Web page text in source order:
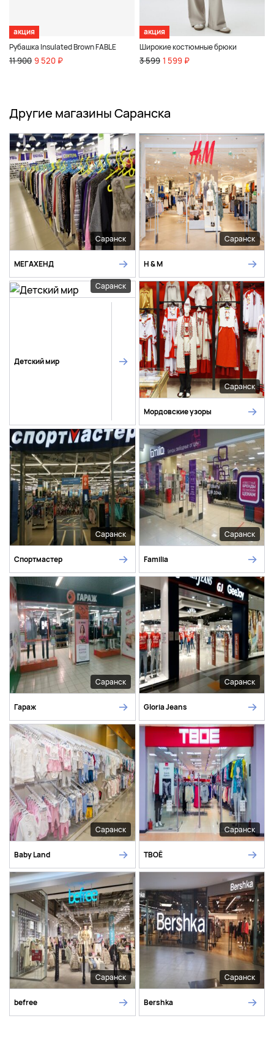
акция
Рубашка Insulated Brown FABLE
11 900 9 520 ₽
акция
Широкие костюмные брюки
3 599 1 599 ₽
Другие магазины Саранска
Саранск
МЕГАХЕНД
Саранск
H & M
Саранск
Детский мир
Саранск
Мордовские узоры
Саранск
Спортмастер
Саранск
Familia
Саранск
Гараж
Саранск
Gloria Jeans
Саранск
Baby Land
Саранск
ТВОЁ
Саранск
befree
Саранск
Bershka